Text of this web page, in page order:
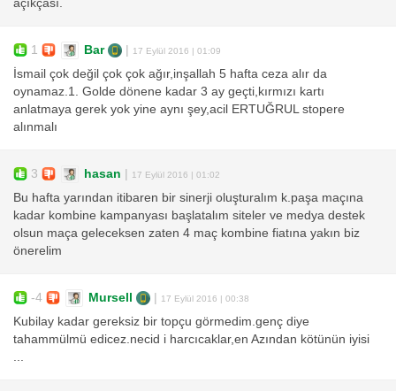
açıkçası.
1 Bar | 17 Eylül 2016 | 01:09
İsmail çok değil çok çok ağır,inşallah 5 hafta ceza alır da
oynamaz.1. Golde dönene kadar 3 ay geçti,kırmızı kartı
anlatmaya gerek yok yine aynı şey,acil ERTUĞRUL stopere
alınmalı
3 hasan | 17 Eylül 2016 | 01:02
Bu hafta yarından itibaren bir sinerji oluşturalım k.paşa maçına
kadar kombine kampanyası başlatalım siteler ve medya destek
olsun maça geleceksen zaten 4 maç kombine fiatına yakın biz
önerelim
-4 Mursell | 17 Eylül 2016 | 00:38
Kubilay kadar gereksiz bir topçu görmedim.genç diye
tahammülmü edicez.necid i harcıcaklar,en Azından kötünün iyisi